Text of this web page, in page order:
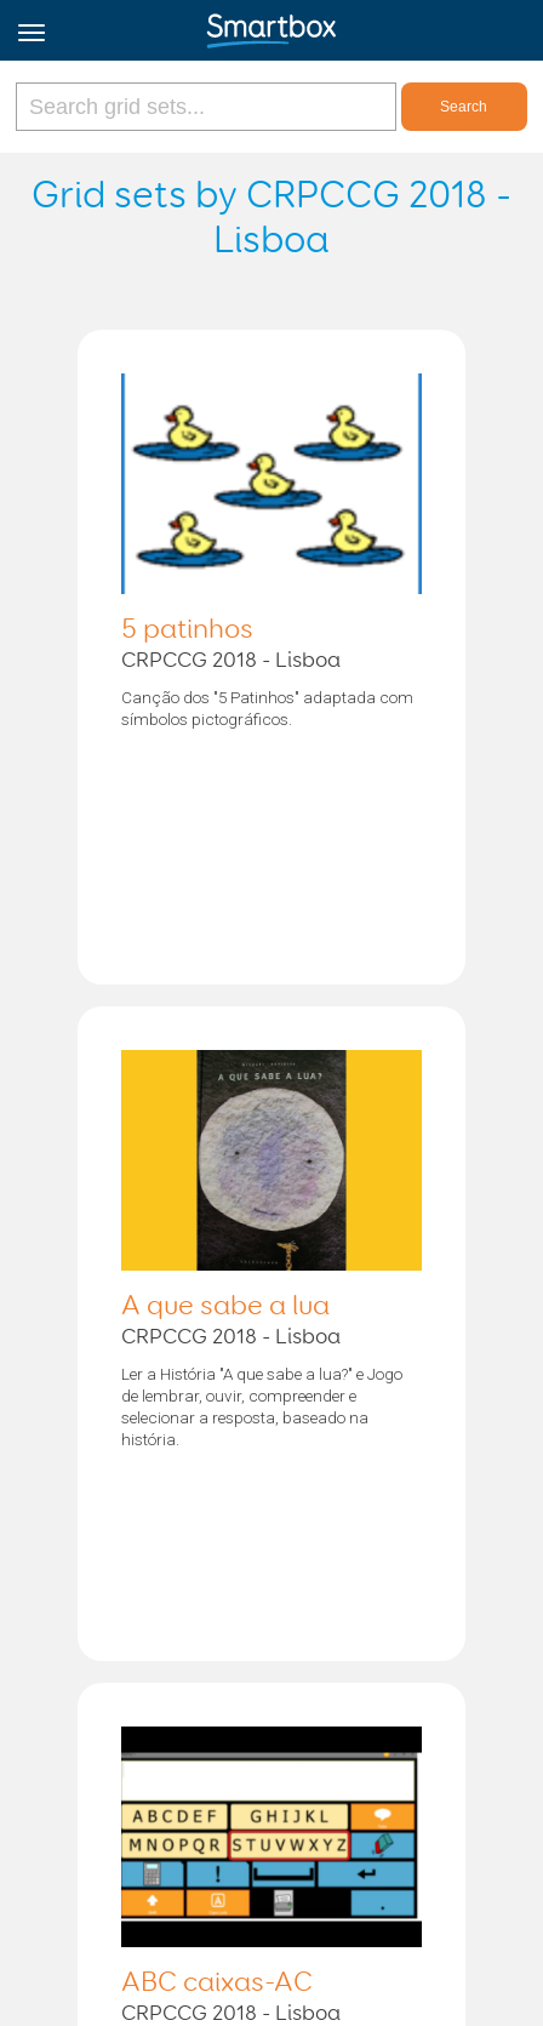
Online Grids
Log in
Grid sets by CRPCCG 2018 -
Lisboa
5 patinhos
CRPCCG 2018 - Lisboa
Canção dos "5 Patinhos" adaptada com
símbolos pictográficos.
A que sabe a lua
CRPCCG 2018 - Lisboa
Ler a História "A que sabe a lua?" e Jogo
de lembrar, ouvir, compreender e
selecionar a resposta, baseado na
história.
ABC caixas-AC
CRPCCG 2018 - Lisboa